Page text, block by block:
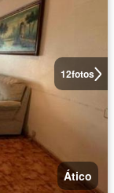
12fotos
Ático